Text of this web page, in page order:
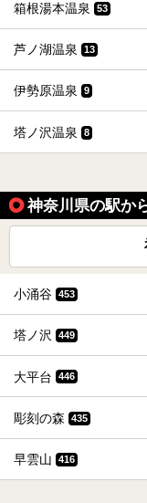
箱根湯本温泉 53
芦ノ湖温泉 13
伊勢原温泉 9
塔ノ沢温泉 8
神奈川県の駅か
小涌谷 453
塔ノ沢 449
大平台 446
彫刻の森 435
早雲山 416